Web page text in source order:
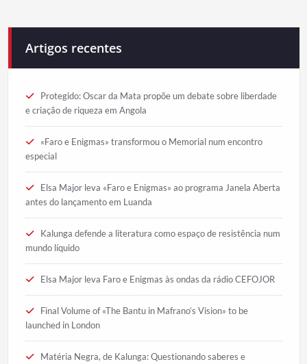
Artigos recentes
Protegido: Oscar da Mata propõe um debate sobre liberdade
e criação de riqueza em Angola
«Faro e Enigmas» transformou o Memorial num encontro
especial
Elsa Major leva «Faro e Enigmas» ao programa Janela Aberta
antes do lançamento em Luanda
Kalunga defende a literatura como espaço de resistência num
mundo líquido
Elsa Major leva Faro e Enigmas às ondas da rádio CEFOJOR
Final Volume of «The Bantu in Mafrano’s Vision» to be
launched in London
Matéria Negra, de Kalunga: Questionando saberes e